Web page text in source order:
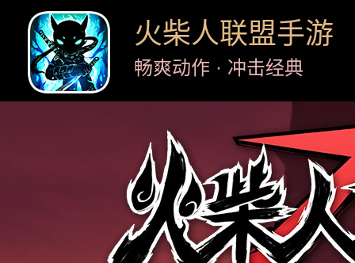
火柴人联盟手游
畅爽动作 · 冲击经典